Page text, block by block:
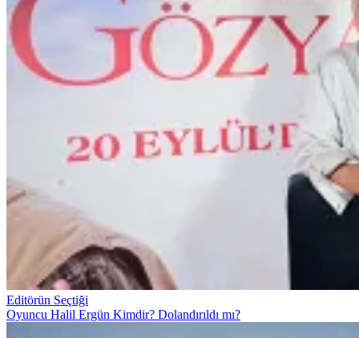
Editörün Seçtiği
Oyuncu Halil Ergün Kimdir? Dolandırıldı mı?